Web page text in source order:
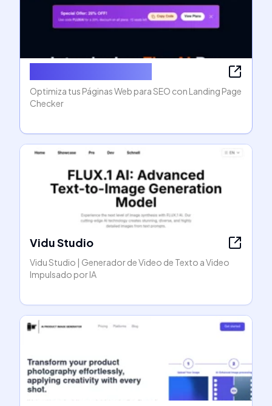
Optimiza tus Páginas Web para SEO con Landing Page
Checker
Vidu Studio
Vidu Studio | Generador de Video de Texto a Video
Impulsado por IA